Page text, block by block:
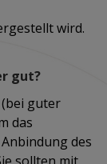
wird.
gut?
guter
das
des